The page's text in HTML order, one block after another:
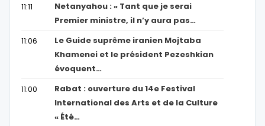
11:11
Netanyahou : « Tant que je serai
Premier ministre, il n’y aura pas…
11:06
Le Guide suprême iranien Mojtaba
Khamenei et le président Pezeshkian
évoquent…
11:00
Rabat : ouverture du 14e Festival
International des Arts et de la Culture
« Été…